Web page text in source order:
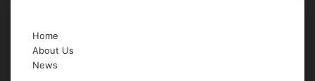
Home
About Us
News